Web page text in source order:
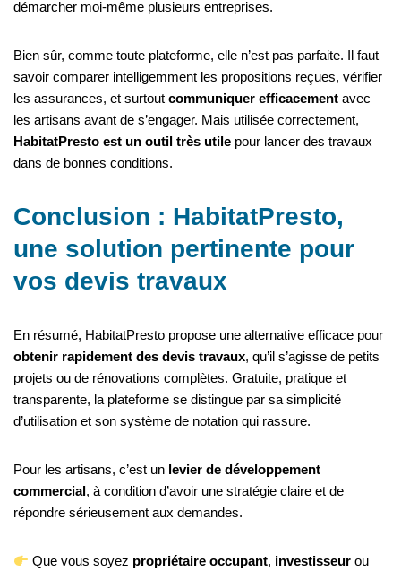
démarcher moi-même plusieurs entreprises.
Bien sûr, comme toute plateforme, elle n’est pas parfaite. Il faut
savoir comparer intelligemment les propositions reçues, vérifier
les assurances, et surtout communiquer efficacement avec
les artisans avant de s’engager. Mais utilisée correctement,
HabitatPresto est un outil très utile pour lancer des travaux
dans de bonnes conditions.
Conclusion : HabitatPresto,
une solution pertinente pour
vos devis travaux
En résumé, HabitatPresto propose une alternative efficace pour
obtenir rapidement des devis travaux, qu’il s’agisse de petits
projets ou de rénovations complètes. Gratuite, pratique et
transparente, la plateforme se distingue par sa simplicité
d’utilisation et son système de notation qui rassure.
Pour les artisans, c’est un levier de développement
commercial, à condition d’avoir une stratégie claire et de
répondre sérieusement aux demandes.
Que vous soyez propriétaire occupant, investisseur ou